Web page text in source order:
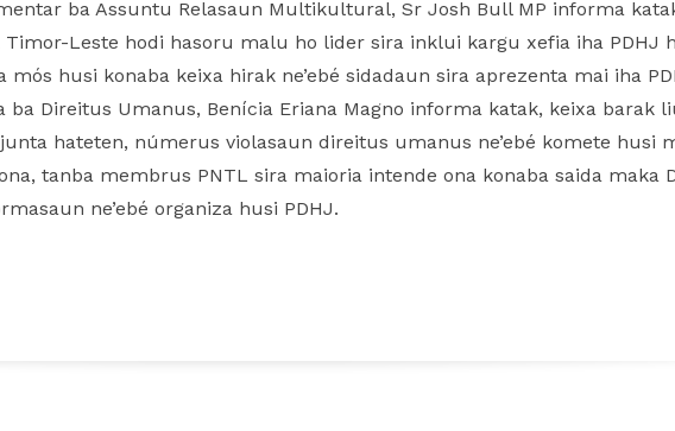
ba Assuntu Relasaun Multikultural, Sr Josh Bull MP informa
Leste hodi hasoru malu ho lider sira inklui kargu xefia iha PDHJ
husi konaba keixa hirak ne’ebé sidadaun sira aprezenta mai iha
ba Direitus Umanus, Benícia Eriana Magno informa katak, keixa barak
hateten, númerus violasaun direitus umanus ne’ebé komete husi
tanba membrus PNTL sira maioria intende ona konaba saida maka
ne’ebé organiza husi PDHJ.